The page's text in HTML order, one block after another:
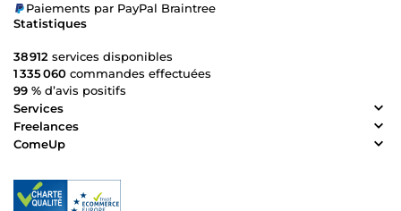
Paiements par PayPal Braintree
Statistiques
38 912 services disponibles
1 335 060 commandes effectuées
99 % d’avis positifs
Services
Freelances
ComeUp